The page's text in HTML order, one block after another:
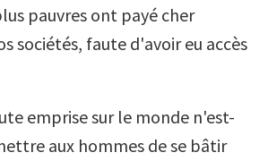
pauvres ont payé cher
sociétés, faute d'avoir eu accès
emprise sur le monde n'est-
aux hommes de se bâtir